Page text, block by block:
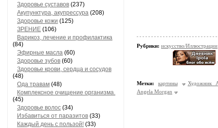
Здоровье суставов (237)
Акупунктура, акупрессура (208)
Здоровье кожи (125)
ЗРЕНИЕ (106)
Варикоз, лечение и профилактика
(84)
Эфирные масла (60)
Здоровье зубов (60)
Здоровье крови, сердца и сосудов
(48)
Ода травам (48)
Комплексное очищение организма.
(45)
Здоровье волос (34)
Избавиться от паразитов (33)
Каждый день с пользой! (33)
Рубрики: искусство/Иллюстрации
Метки: картины
Художник
Angela Morgan